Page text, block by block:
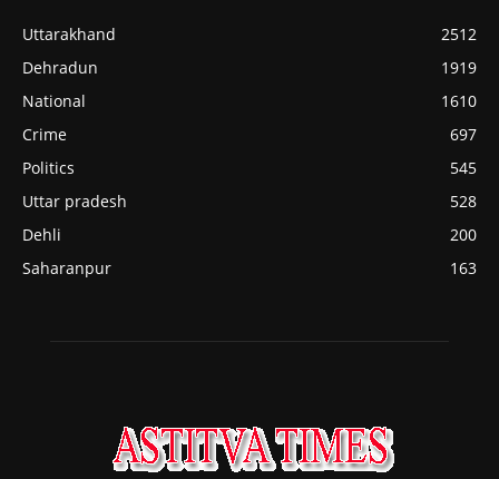
Uttarakhand
2512
Dehradun
1919
National
1610
Crime
697
Politics
545
Uttar pradesh
528
Dehli
200
Saharanpur
163